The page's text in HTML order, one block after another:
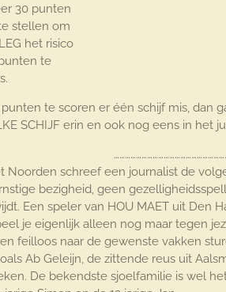
30 punten
stellen om
het risico
te
te scoren er één schijf mis, dan
SCHIJF erin en ook nog eens in het
Noorden schreef een journalist de
bezigheid, geen
Een speler van HOU MAET uit Den
je eigenlijk alleen nog maar tegen
feilloos naar de gewenste vakken
Ab Geleijn, de zittende reus uit
De bekendste sjoelfamilie is wel